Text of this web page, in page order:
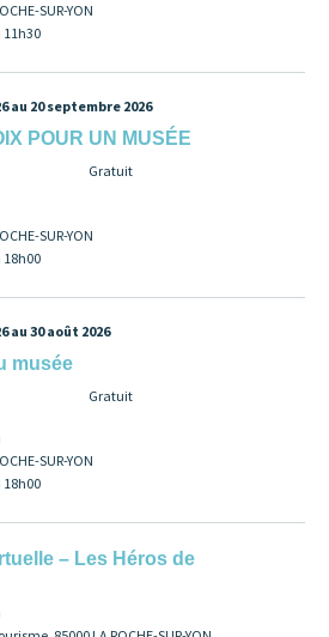
SUR-YON
11h30
au 20 septembre 2026
POUR UN MUSÉE
Gratuit
SUR-YON
18h00
au 30 août 2026
musée
Gratuit
SUR-YON
18h00
– Les Héros de